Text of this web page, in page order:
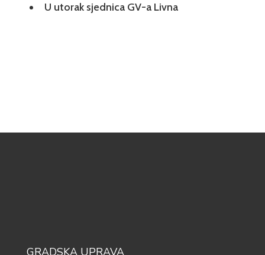
U utorak sjednica GV-a Livna
GRADSKA UPRAVA